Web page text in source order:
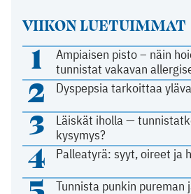
VIIKON LUETUIMMAT
1
Ampiaisen pisto – näin
tunnistat vakavan
2 Dyspepsia tarkoittaa
3
Läiskät iholla —
kysymys?
4 Palleatyrä: syyt, oireet ja
Tunnista punkin pureman